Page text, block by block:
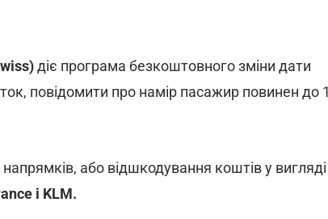
діє програма безкоштовного зміни дати
повідомити про намір пасажир повинен до 1
або відшкодування коштів у вигляді
і KLM.